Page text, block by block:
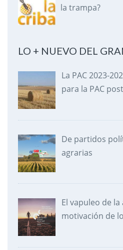
la trampa?
LO + NUEVO DEL
La PAC 2023-
para la PAC
De partidos
agrarias
El vapuleo de
motivación de